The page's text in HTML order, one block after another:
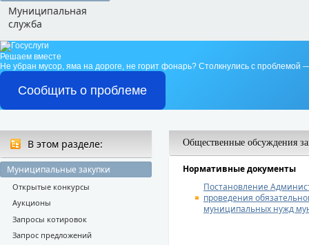
Муниципальная
служба
Решаем вместе
Не убран мусор, яма на дороге, не горит фонарь? Столкнулись с проблемой
Сообщить о проблеме
В этом разделе:
Муниципальные закупки
Открытые конкурсы
Аукционы
Запросы котировок
Запрос предложений
Общественные обсуждения
Нормативные документы
Постановление
проведения
муниципальных нужд